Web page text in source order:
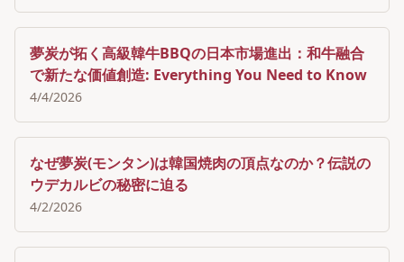
夢炭が拓く高級韓牛BBQの日本市場進出：和牛融合
で新たな価値創造: Everything You Need to Know
4/4/2026
なぜ夢炭(モンタン)は韓国焼肉の頂点なのか？伝説の
ウデカルビの秘密に迫る
4/2/2026